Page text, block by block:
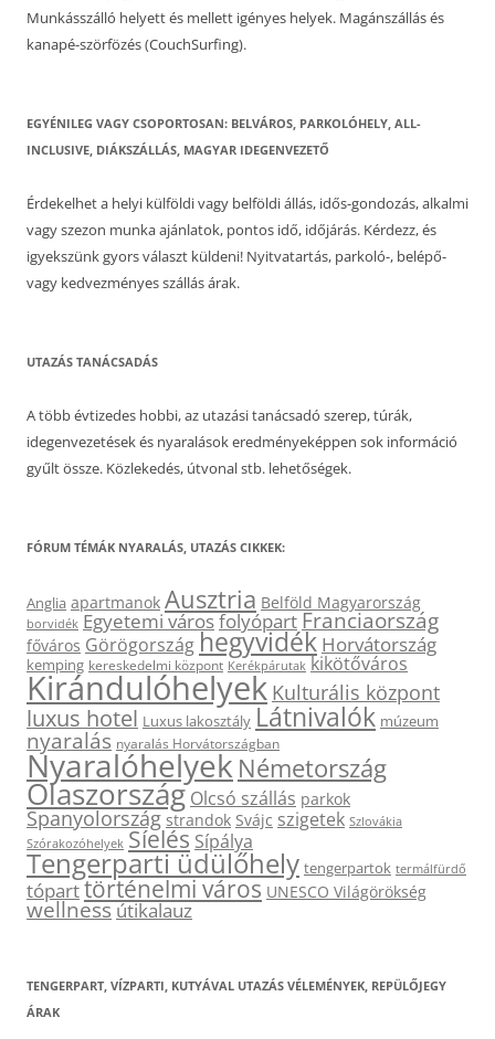
Munkásszálló helyett és mellett igényes helyek. Magánszállás és
kanapé-szörfözés (CouchSurfing).
EGYÉNILEG VAGY CSOPORTOSAN: BELVÁROS, PARKOLÓHELY, ALL-
INCLUSIVE, DIÁKSZÁLLÁS, MAGYAR IDEGENVEZETŐ
Érdekelhet a helyi külföldi vagy belföldi állás, idős-gondozás, alkalmi
vagy szezon munka ajánlatok, pontos idő, időjárás. Kérdezz, és
igyekszünk gyors választ küldeni! Nyitvatartás, parkoló-, belépő-
vagy kedvezményes szállás árak.
UTAZÁS TANÁCSADÁS
A több évtizedes hobbi, az utazási tanácsadó szerep, túrák,
idegenvezetések és nyaralások eredményeképpen sok információ
gyűlt össze. Közlekedés, útvonal stb. lehetőségek.
FÓRUM TÉMÁK NYARALÁS, UTAZÁS CIKKEK:
Anglia apartmanok Ausztria Belföld Magyarország
borvidék Egyetemi városfolyópartFranciaország
főváros Görögországhegyvidék Horvátország
kemping kereskedelmi központ Kerékpárutak kikötőváros
Kirándulóhelyek Kulturális központ
luxus hotel Luxus lakosztály Látnivalók múzeum
nyaralás nyaralás Horvátországban
Nyaralóhelyek Németország
Olaszország Olcsó szállás parkok
Spanyolország strandok Svájc szigetek Szlovákia
Szórakozóhelyek Síelés Sípálya
Tengerparti üdülőhely tengerpartok termálfürdő
tóparttörténelmi város UNESCO Világörökség
wellnessútikalauz
TENGERPART, VÍZPARTI, KUTYÁVAL UTAZÁS VÉLEMÉNYEK, REPÜLŐJEGY
ÁRAK